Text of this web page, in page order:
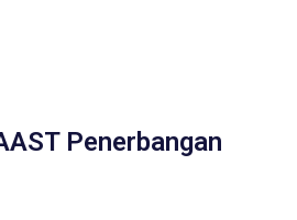
Penerbangan